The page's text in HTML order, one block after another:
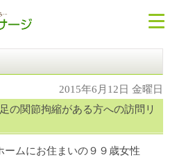
2015年6月12日 金曜日
の関節拘縮がある方への訪問リ
ムにお住まいの９９歳女性